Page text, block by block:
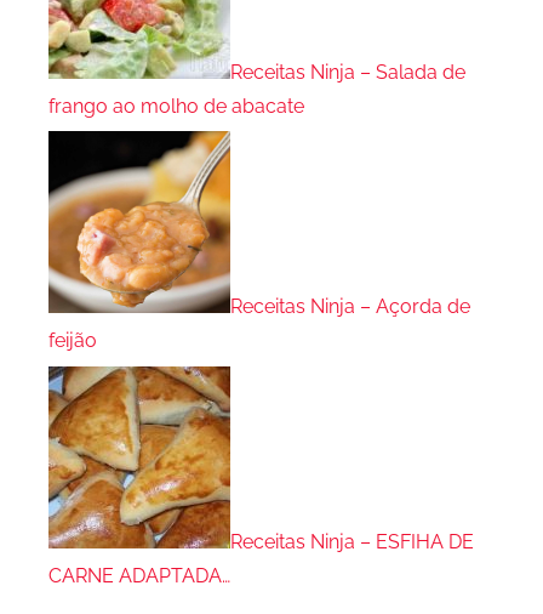
Receitas Ninja – Salada de
frango ao molho de abacate
Receitas Ninja – Açorda de
feijão
Receitas Ninja – ESFIHA DE
CARNE ADAPTADA…